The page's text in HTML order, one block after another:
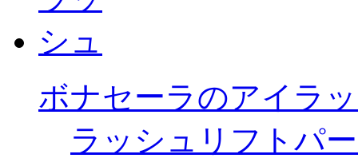
ボナセーラのアイラ
ラッシュリフトパ